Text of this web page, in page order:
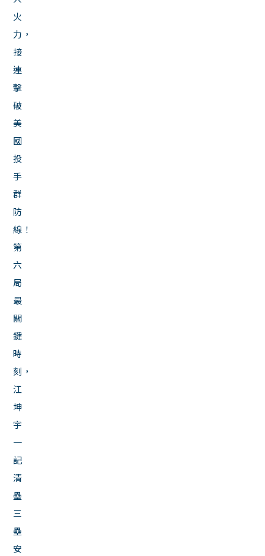
火
力，
接
連
擊
破
美
國
投
手
群
防
線！
第
六
局
最
關
鍵
時
刻，
江
坤
宇
一
記
清
壘
三
壘
安